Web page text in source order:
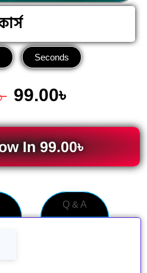
Seconds
99.00৳
In99.00৳
Q & A